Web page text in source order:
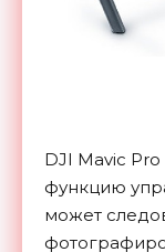
DJI Mavic
функцию
может